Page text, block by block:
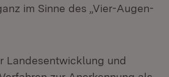
im Sinne des „Vier-Augen-
Landesentwicklung und